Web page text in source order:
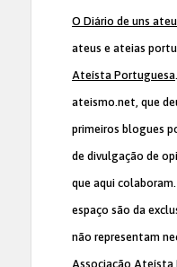
O Diário de uns
ateus e ateias
Ateísta Portuguesa
ateismo.net, que
primeiros blogues
de divulgação de
que aqui
espaço são da
não representam
Associação Ateísta